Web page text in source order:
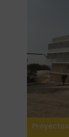
Proyectos